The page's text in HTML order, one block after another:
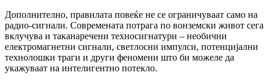
Дополнително, правилата повеќе не се ограничуваат само на
радио-сигнали. Современата потрага по вонземски живот сега
вклучува и таканаречени техносигнатури – необични
електромагнетни сигнали, светлосни импулси, потенцијални
технолошки траги и други феномени што би можеле да
укажуваат на интелигентно потекло.